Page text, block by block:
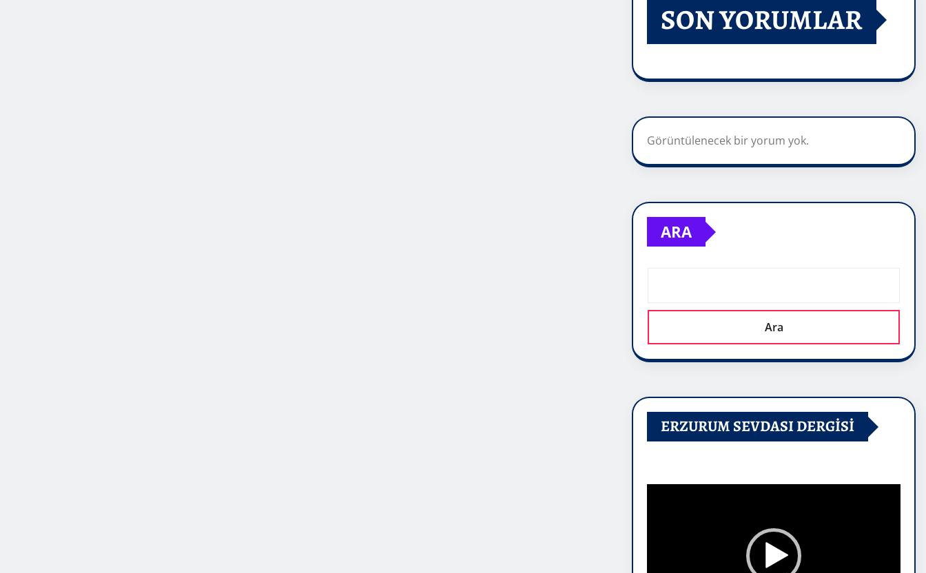
SON YORUMLAR
Görüntülenecek bir yorum yok.
ARA
Ara
ERZURUM SEVDASI DERGİSİ